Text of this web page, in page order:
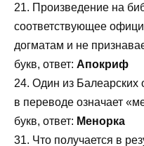
21. Произведение на
соответствующее
догматам и не
букв, ответ: Апокриф
24. Один из Балеарских
в переводе означает
букв, ответ: Менорка
31. Что получается в